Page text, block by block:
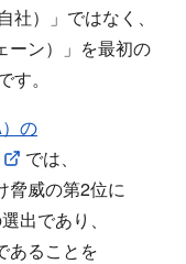
）」ではなく、​
ーン）」を​最初の​
。
の​
では、​
脅威の​第2位に​
出であり、​
ある​ことを​